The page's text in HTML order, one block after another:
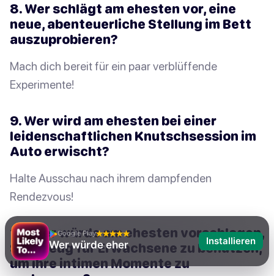
8. Wer schlägt am ehesten vor, eine
neue, abenteuerliche Stellung im Bett
auszuprobieren?
Mach dich bereit für ein paar verblüffende
Experimente!
9. Wer wird am ehesten bei einer
leidenschaftlichen Knutschsession im
Auto erwischt?
Halte Ausschau nach ihrem dampfenden
Rendezvous!
10. Wer würde am ehesten vorschlagen,
Spielzeug für Erwachsene zu benutzen,
um ihre intimen Momente zu
Google Play
Wer würde eher Installieren